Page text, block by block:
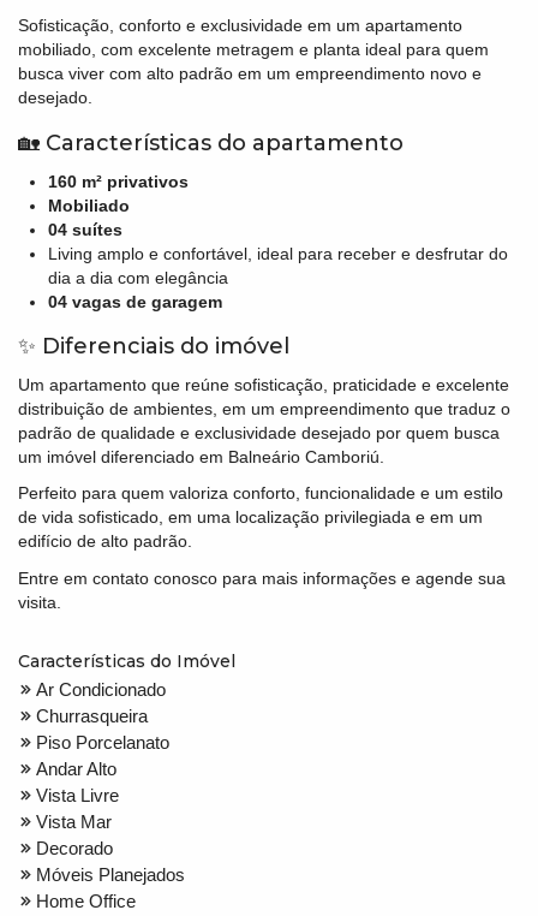
Sofisticação, conforto e exclusividade em um apartamento
mobiliado, com excelente metragem e planta ideal para quem
busca viver com alto padrão em um empreendimento novo e
desejado.
🏡 Características do apartamento
160 m² privativos
Mobiliado
04 suítes
Living amplo e confortável, ideal para receber e desfrutar do
dia a dia com elegância
04 vagas de garagem
✨ Diferenciais do imóvel
Um apartamento que reúne sofisticação, praticidade e excelente
distribuição de ambientes, em um empreendimento que traduz o
padrão de qualidade e exclusividade desejado por quem busca
um imóvel diferenciado em Balneário Camboriú.
Perfeito para quem valoriza conforto, funcionalidade e um estilo
de vida sofisticado, em uma localização privilegiada e em um
edifício de alto padrão.
Entre em contato conosco para mais informações e agende sua
visita.
Características do Imóvel
Ar Condicionado
Churrasqueira
Piso Porcelanato
Andar Alto
Vista Livre
Vista Mar
Decorado
Móveis Planejados
Home Office